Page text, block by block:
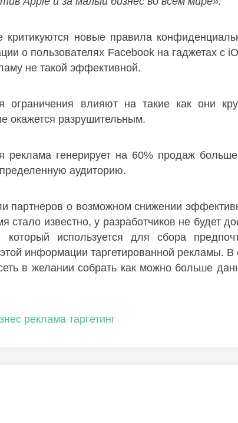
новые правила
о пользователях Facebook на гаджетах с
не такой эффективной.
ограничения влияют на такие как они
окажется разрушительным.
реклама генерирует на 60% продаж
аудиторию.
партнеров о возможном снижении
известно, у разработчиков не будет
который используется для сбора
информации таргетированной рекламы. В
в желании собрать как можно больше
реклама таргетинг